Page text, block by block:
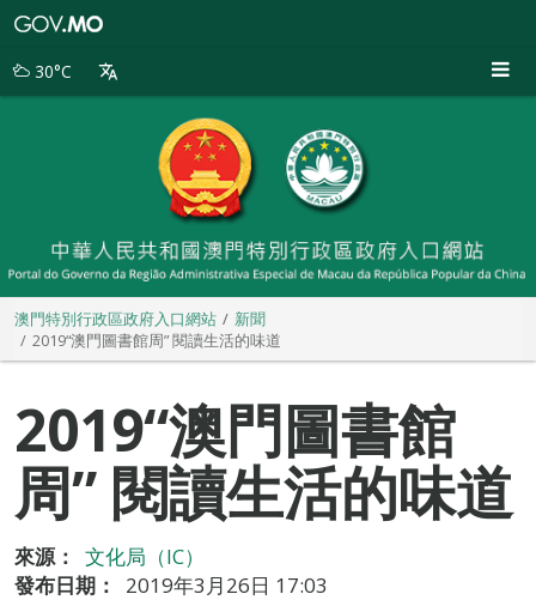
別
30°C
澳門特別行政區政府入口網站
新聞
2019“澳門圖書館周” 閱讀生活的味道
2019“澳門圖書館
周” 閱讀生活的味道
來源：
文化局（IC）
發布日期：
2019年3月26日 17:03